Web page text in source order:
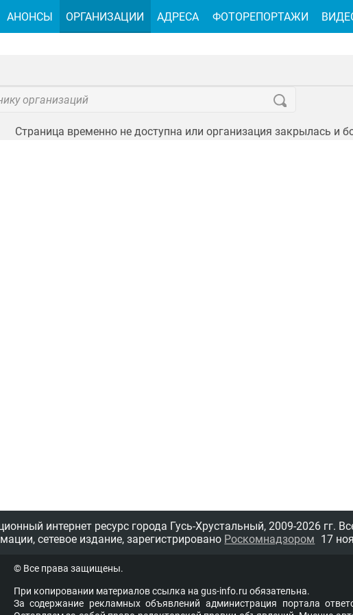
Страница временно не доступна или организация закрылась и
АНОНСЫ ОРГАНИЗАЦИИ АДРЕСА ФОТОРЕПОРТАЖИ
интернет ресурс города Гусь-Хрустальный, 2009-2026 гг.
сетевое издание, зарегистрировано Роскомнадзором 17
© Все права защищены.
При копировании материалов ссыл­ка на gus-info.ru обя­за­тель­на.
За содержание рекламных объявлений администра­ция пор­та­ла